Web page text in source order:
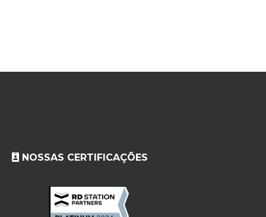
NOSSAS CERTIFICAÇÕES